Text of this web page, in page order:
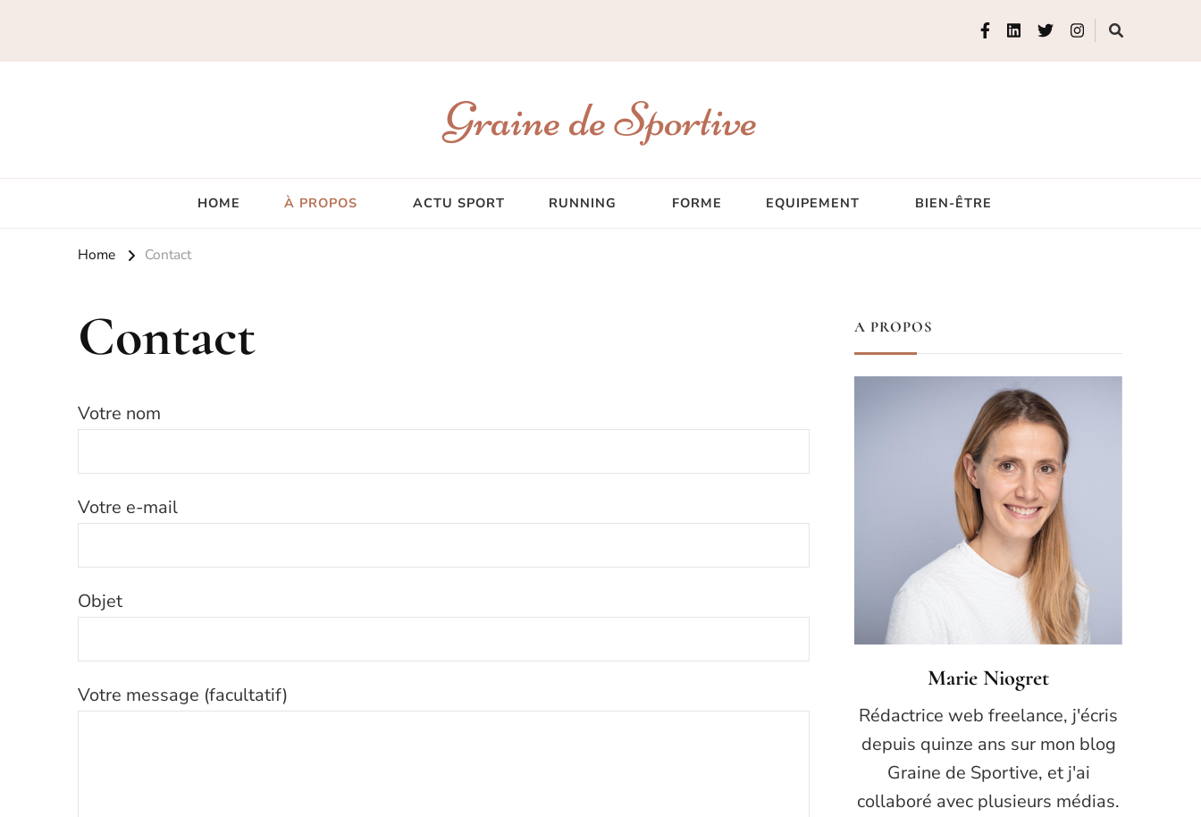
Graine de Sportive
HOME À PROPOS ACTU SPORT RUNNING FORME EQUIPEMENT BIEN-ÊTRE
Home Contact
Contact
Votre nom
Votre e-mail
Objet
Votre message (facultatif)
A PROPOS
Marie Niogret
Rédactrice web freelance, j'écris
depuis quinze ans sur mon blog
Graine de Sportive, et j'ai
collaboré avec plusieurs médias.